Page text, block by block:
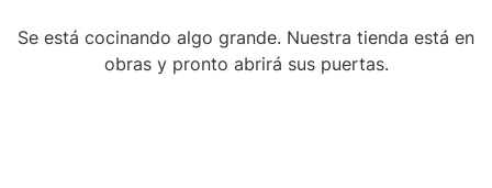
Se está cocinando algo grande. Nuestra tienda está en
obras y pronto abrirá sus puertas.